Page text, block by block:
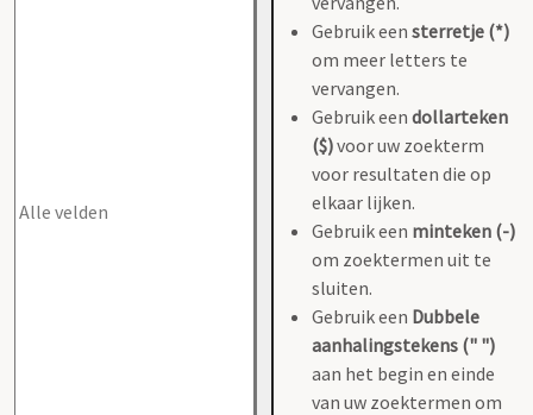
Gebruik een sterretje (*)
om meer letters te
vervangen.
Gebruik een dollarteken
($)voor uw zoekterm
voor resultaten die op
elkaar lijken.
Gebruik een minteken (-)
om zoektermen uit te
sluiten.
Gebruik een Dubbele
aanhalingstekens (" ")
aan het begin en einde
van uw zoektermen om